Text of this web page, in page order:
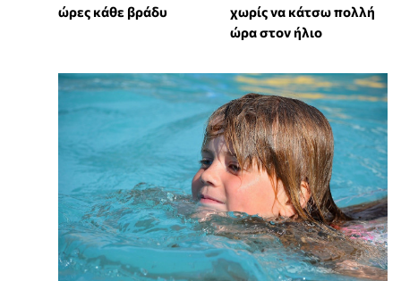
ώρες κάθε βράδυ
χωρίς να κάτσω πολλή
ώρα στον ήλιο